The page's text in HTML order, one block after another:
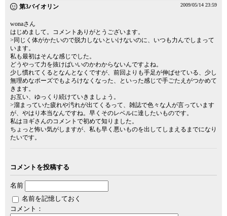
第3バイオリン 2009/05/14 23:59
wonaさん
はじめまして。コメントありがとうございます。
>同じく体がかたいので脱力しないといけないのに、いつも力んでしまって
います。
私も最初はそんな感じでした。
どうやって力を抜けばいいのかわからないんですよね。
少し慣れてくるとなんとなくですが、前回よりも手足が伸ばせている、少し
無理めなポーズでもよろけなくなった、といった感じで手ごたえがつかめて
きます。
お互い、ゆっくり続けていきましょう。
>溜まっていた疲れや汚れが出てくるって、雑誌で色々な人が言っています
が、やはり本当なんですね。早くそのレベルに達したいものです。
私はヨギさんのコメントで初めて知りました。
ちょっと怖い気がしますが、私も早く悪いものを出してしまえるまでになり
たいです。
コメントを投稿する
名前
名前を記憶しておく
コメント：